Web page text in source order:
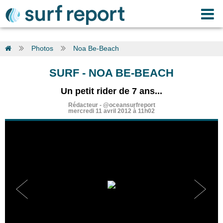
Photos Noa Be-Beach
SURF - NOA BE-BEACH
Un petit rider de 7 ans...
Rédacteur - @oceansurfreport
mercredi 11 avril 2012 à 11h02